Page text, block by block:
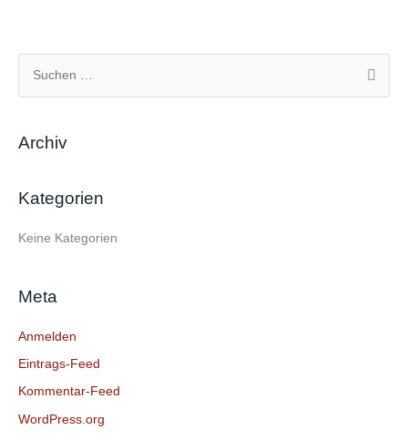
h
n
h
Archiv
Kategorien
Keine Kategorien
Meta
Anmelden
Eintrags-Feed
Kommentar-Feed
WordPress.org